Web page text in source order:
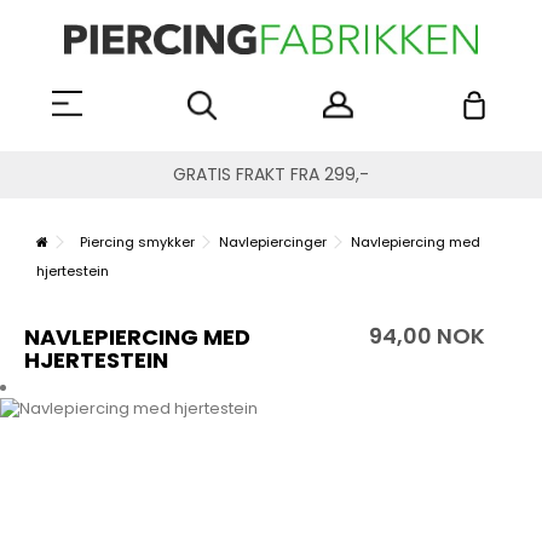
GRATIS FRAKT FRA 299,-
Piercing smykker Navlepiercinger
Navlepiercing med
hjertestein
NAVLEPIERCING MED
HJERTESTEIN
94,00 NOK